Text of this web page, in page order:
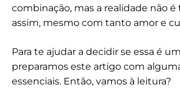
combinação, mas a realidade não é
assim, mesmo com tanto amor e
Para te ajudar a decidir se essa é
preparamos este artigo com
essenciais. Então, vamos à leitura?